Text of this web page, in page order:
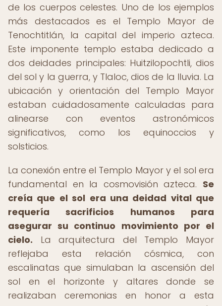
de los cuerpos celestes. Uno de los ejemplos
más destacados es el Templo Mayor de
Tenochtitlán, la capital del imperio azteca.
Este imponente templo estaba dedicado a
dos deidades principales: Huitzilopochtli, dios
del sol y la guerra, y Tlaloc, dios de la lluvia. La
ubicación y orientación del Templo Mayor
estaban cuidadosamente calculadas para
alinearse con eventos astronómicos
significativos, como los equinoccios y
solsticios.
La conexión entre el Templo Mayor y el sol era
fundamental en la cosmovisión azteca. Se
creía que el sol era una deidad vital que
requería sacrificios humanos para
asegurar su continuo movimiento por el
cielo. La arquitectura del Templo Mayor
reflejaba esta relación cósmica, con
escalinatas que simulaban la ascensión del
sol en el horizonte y altares donde se
realizaban ceremonias en honor a esta